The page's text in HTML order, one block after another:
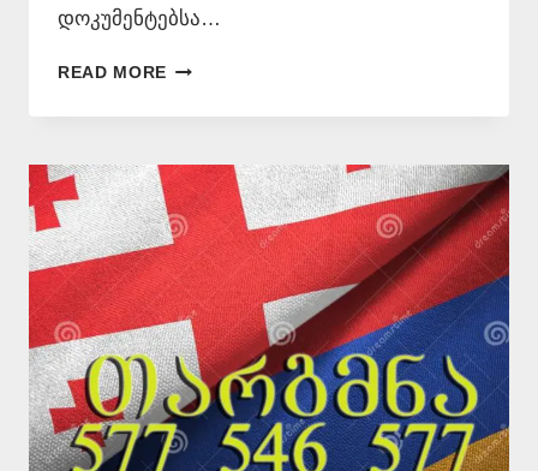
დოკუმენტებსა…
READ MORE ᲗᲐᲠᲒᲛᲜᲐ
📞